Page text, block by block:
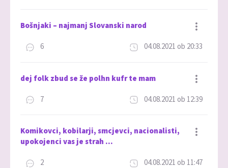
Bošnjaki – najmanj Slovanski narod
6 04.08.2021 ob 20:33
dej folk zbud se že polhn kufr te mam
7 04.08.2021 ob 12:39
Komikovci, kobilarji, smcjevci, nacionalisti,
upokojenci vas je strah …
2 04.08.2021 ob 11:47
Dodaj med priljubljene